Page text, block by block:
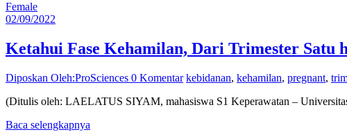
Female
02/09/2022
Ketahui Fase Kehamilan, Dari Trimester Satu
Diposkan Oleh:ProSciences 0 Komentar kebidanan, kehamilan, pregnant,
(Ditulis oleh: LAELATUS SIYAM, mahasiswa S1 Keperawatan –
Baca selengkapnya